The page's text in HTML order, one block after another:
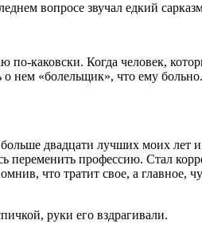
вопросе звучал едкий
каковски. Когда человек,
нем «болельщик», что ему
двадцати лучших моих лет
профессию. Стал
что тратит свое, а главное,
руки его вздрагивали.